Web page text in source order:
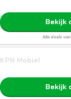
Bekijk
Alle deals
KPN Mobiel
Bekijk